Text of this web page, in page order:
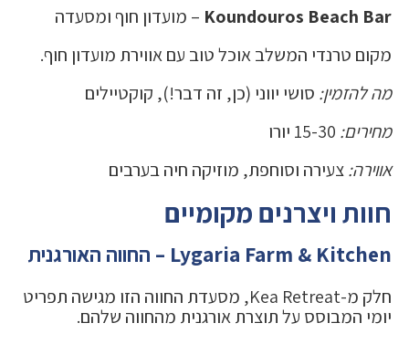
Koundouros Beach Bar – מועדון חוף ומסעדה
מקום טרנדי המשלב אוכל טוב עם אווירת מועדון חוף.
מה להזמין: סושי יווני (כן, זה דבר!), קוקטיילים
מחירים:
אווירה:צעירה וסוחפת, מוזיקה חיה בערבים
חוות ויצרנים מקומיים
Lygaria Farm & Kitchen – החווה האורגנית
חלק מ-Kea Retreat, מסעדת החווה הזו מגישה תפריט
יומי המבוסס על תוצרת אורגנית מהחווה שלהם.